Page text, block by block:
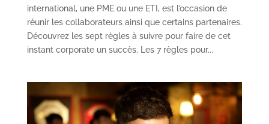
international, une PME ou une ETI, est l’occasion de
réunir les collaborateurs ainsi que certains partenaires.
Découvrez les sept règles à suivre pour faire de cet
instant corporate un succès. Les 7 règles pour...